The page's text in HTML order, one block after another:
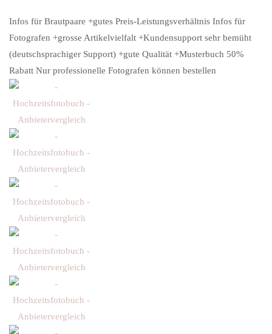
Infos für Brautpaare +gutes Preis-Leistungsverhältnis Infos für
Fotografen +grosse Artikelvielfalt +Kundensupport sehr bemüht
(deutschsprachiger Support) +gute Qualität +Musterbuch 50%
Rabatt Nur professionelle Fotografen können bestellen